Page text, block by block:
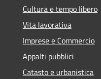
Cultura e tempo libero
Vita lavorativa
Imprese e Commercio
Appalti pubblici
Catasto e urbanistica